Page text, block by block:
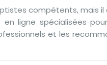
compétents, mais il
ligne spécialisées
et les